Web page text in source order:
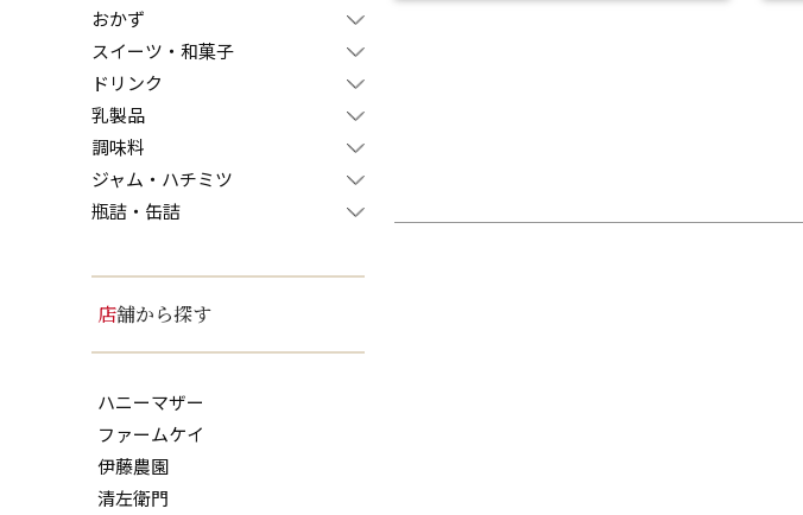
おかず
スイーツ・和菓子
ドリンク
乳製品
調味料
ジャム・ハチミツ
瓶詰・缶詰
店舗から探す
ハニーマザー
ファームケイ
伊藤農園
清左衛門